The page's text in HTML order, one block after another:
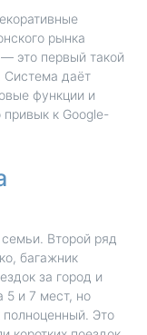
рынка
это первый такой
Система даёт
функции и
привык к Google-
Второй ряд
багажник
за город и
5 и 7 мест, но
полноценный. Это